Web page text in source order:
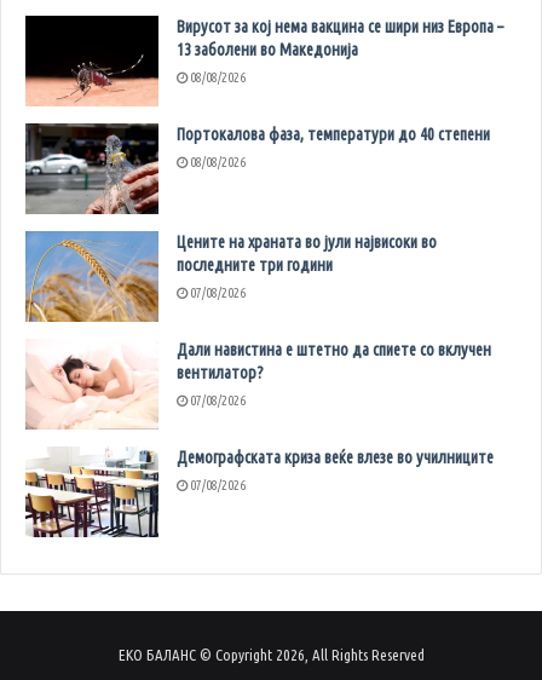
Вирусот за кој нема вакцина се шири низ Европа –
13 заболени во Македонија
08/08/2026
Портокалова фаза, температури до 40 степени
08/08/2026
Цените на храната во јули највисоки во
последните три години
07/08/2026
Дали навистина е штетно да спиете со вклучен
вентилатор?
07/08/2026
Демографската криза веќе влезе во училниците
07/08/2026
ЕКО БАЛАНС © Copyright 2026, All Rights Reserved